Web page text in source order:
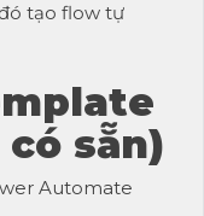
tạo flow tự
sẵn)